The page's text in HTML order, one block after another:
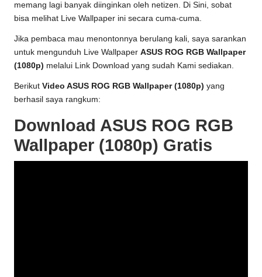
memang lagi banyak diinginkan oleh netizen. Di Sini, sobat
bisa melihat Live Wallpaper ini secara cuma-cuma.
Jika pembaca mau menontonnya berulang kali, saya sarankan
untuk mengunduh Live Wallpaper ASUS ROG RGB Wallpaper
(1080p) melalui Link Download yang sudah Kami sediakan.
Berikut Video ASUS ROG RGB Wallpaper (1080p) yang
berhasil saya rangkum:
Download ASUS ROG RGB
Wallpaper (1080p) Gratis